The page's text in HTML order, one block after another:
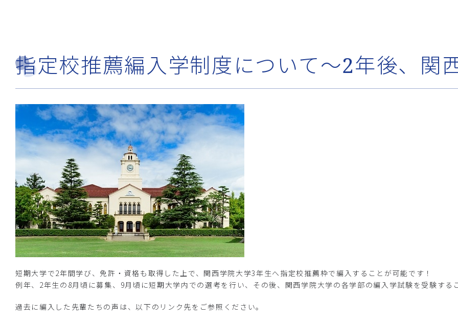
指定校推薦編入学制度について～2年後、関
短期大学で2年間学び、免許・資格も取得した上で、関西学院大学3年生へ指定校推薦枠で編入することが可能です！
例年、2年生の8月頃に募集、9月頃に短期大学内での選考を行い、その後、関西学院大学の各学部の編入学試験を受験する
過去に編入した先輩たちの声は、以下のリンク先をご参照ください。